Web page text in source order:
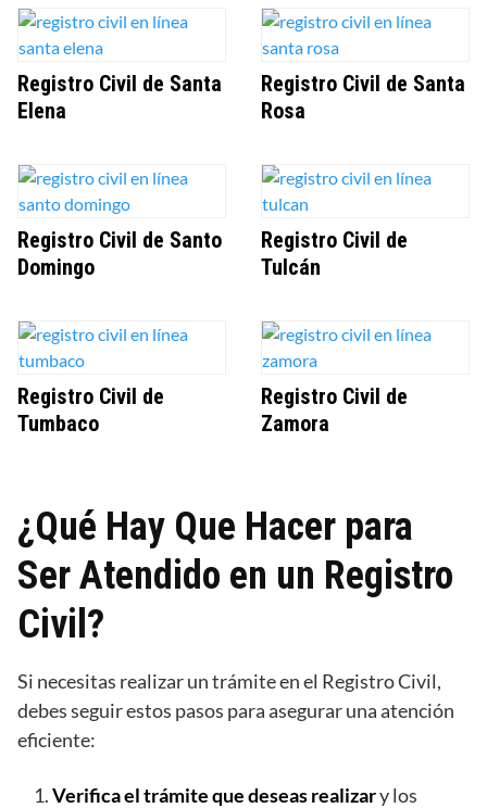
Registro Civil de Santa
Elena
Registro Civil de Santa
Rosa
Registro Civil de Santo
Domingo
Registro Civil de
Tulcán
Registro Civil de
Tumbaco
Registro Civil de
Zamora
¿Qué Hay Que Hacer para
Ser Atendido en un Registro
Civil?
Si necesitas realizar un trámite en el Registro Civil,
debes seguir estos pasos para asegurar una atención
eficiente:
Verifica el trámite que deseas realizary los